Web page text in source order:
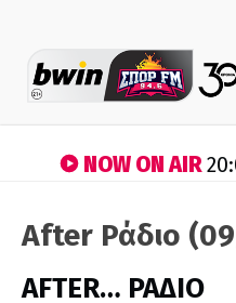
NOW ON AIR
After Ράδιο
AFTER… ΡΑΔΙΟ